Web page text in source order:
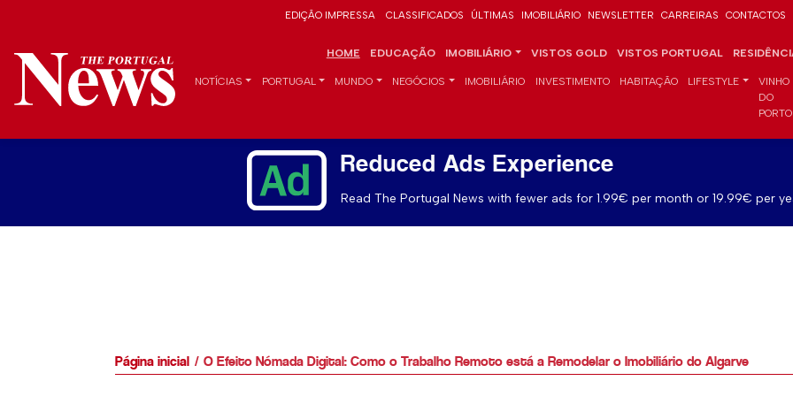
EDIÇÃO IMPRESSA CLASSIFICADOS ÚLTIMAS IMOBILIÁRIO NEWSLETTER CARREIRAS CONTACTOS
HOME EDUCAÇÃO IMOBILIÁRIO VISTOS GOLD VISTOS PORTUGAL
NOTÍCIAS PORTUGAL MUNDO NEGÓCIOS IMOBILIÁRIO INVESTIMENTO HABITAÇÃO LIFESTYLE
VINHO
DO
PORTO
Reduced Ads Experience
Read The Portugal News with fewer ads for 1.99€ per month or 19.99€ per
Página inicial O Efeito Nómada Digital: Como o Trabalho Remoto está a Remodelar o Imobiliário do Algarve